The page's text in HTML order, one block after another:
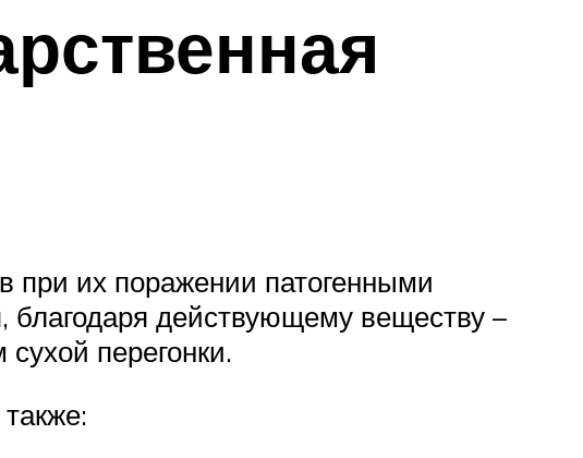
при их поражении патогенными
благодаря действующему веществу –
перегонки.